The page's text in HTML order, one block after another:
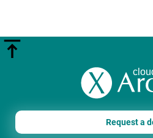
Request a